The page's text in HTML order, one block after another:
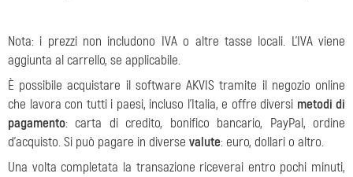
Nota: i prezzi non includono IVA o altre tasse locali. L'IVA viene
aggiunta al carrello, se applicabile.
È possibile acquistare il software AKVIS tramite il negozio online
che lavora con tutti i paesi, incluso l'Italia, e offre diversi metodi di
pagamento: carta di credito, bonifico bancario, PayPal, ordine
d'acquisto. Si può pagare in diverse valute: euro, dollari o altro.
Una volta completata la transazione riceverai entro pochi minuti,